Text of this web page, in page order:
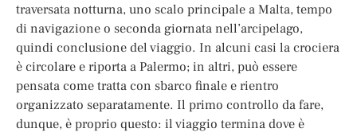
traversata notturna, uno scalo principale a Malta, tempo
di navigazione o seconda giornata nell’arcipelago,
quindi conclusione del viaggio. In alcuni casi la crociera
è circolare e riporta a Palermo; in altri, può essere
pensata come tratta con sbarco finale e rientro
organizzato separatamente. Il primo controllo da fare,
dunque, è proprio questo: il viaggio termina dove è